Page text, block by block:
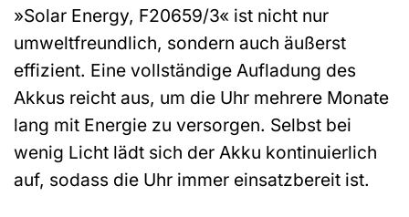
»Solar Energy, F20659/3« ist nicht nur
umweltfreundlich, sondern auch äußerst
effizient. Eine vollständige Aufladung des
Akkus reicht aus, um die Uhr mehrere Monate
lang mit Energie zu versorgen. Selbst bei
wenig Licht lädt sich der Akku kontinuierlich
auf, sodass die Uhr immer einsatzbereit ist.